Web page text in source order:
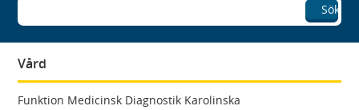
Sök
Vård
Funktion Medicinsk Diagnostik Karolinska